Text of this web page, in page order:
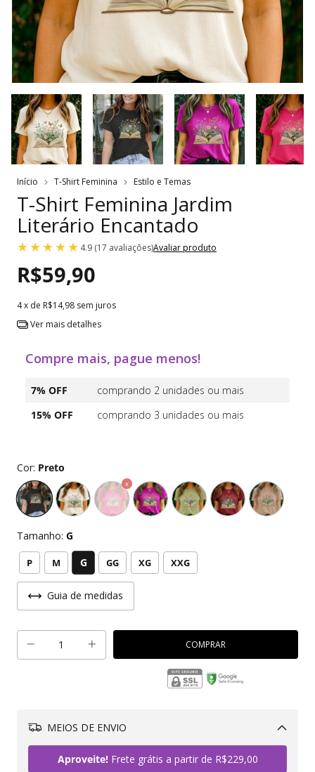
Início T-Shirt Feminina Estilo e Temas
T-Shirt Feminina Jardim
Literário Encantado
4.9 (17 avaliações)Avaliar produto
R$59,90
4x de R$14,98 sem juros
Ver mais detalhes
Compre mais, pague menos!
7% OFF
comprando 2 unidades ou mais
15% OFF
comprando 3 unidades ou mais
Cor: Preto
Tamanho: G
P M G GG XG XXG
Guia de medidas
MEIOS DE ENVIO
Aproveite!Frete grátis a partir de R$229,00